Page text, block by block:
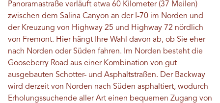
Panoramastraße verläuft etwa 60 Kilometer (37 Meilen)
zwischen dem Salina Canyon an der I-70 im Norden und
der Kreuzung von Highway 25 und Highway 72 nördlich
von Fremont. Hier hängt Ihre Wahl davon ab, ob Sie eher
nach Norden oder Süden fahren. Im Norden besteht die
Gooseberry Road aus einer Kombination von gut
ausgebauten Schotter- und Asphaltstraßen. Der Backway
wird derzeit von Norden nach Süden asphaltiert, wodurch
Erholungssuchende aller Art einen bequemen Zugang von